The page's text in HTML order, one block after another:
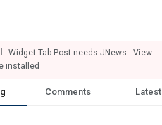
: Widget Tab Post needs JNews - View
installed
Comments Latest